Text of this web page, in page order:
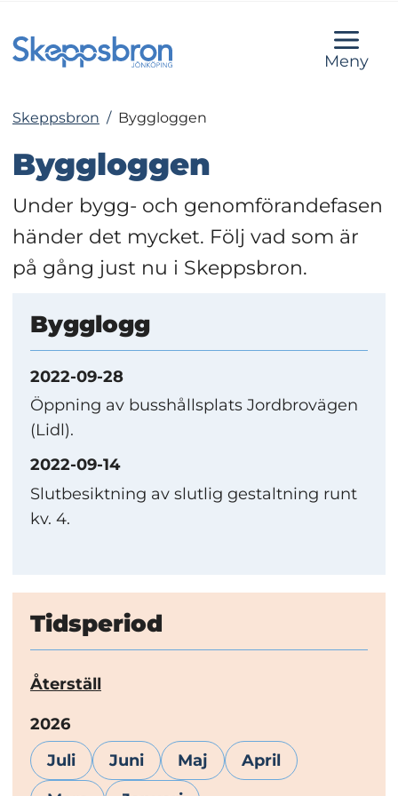
Meny
Skeppsbron / Byggloggen
Byggloggen
Under bygg- och genomförandefasen
händer det mycket. Följ vad som är
på gång just nu i Skeppsbron.
Bygglogg
2022-09-28
Öppning av busshållsplats Jordbrovägen
(Lidl).
2022-09-14
Slutbesiktning av slutlig gestaltning runt
kv. 4.
Tidsperiod
Återställ
År:
2026
Juli
Juni Maj April